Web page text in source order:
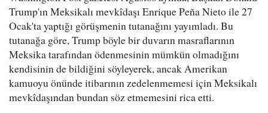
Trump'ın Meksikalı mevkîdaşı Enrique Peña Nieto ile 27
Ocak'ta yaptığı görüşmenin tutanağını yayımladı. Bu
tutanağa göre, Trump böyle bir duvarın masraflarının
Meksika tarafından ödenmesinin mümkün olmadığını
kendisinin de bildiğini söyleyerek, ancak Amerikan
kamuoyu önünde itibarının zedelenmemesi için Meksikalı
mevkîdaşından bundan söz etmemesini rica etti.